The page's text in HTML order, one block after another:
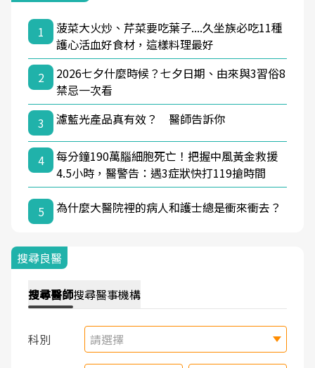
1
菠菜大火炒、芹菜要吃葉子....久坐族必吃11種
護心活血好食材，這樣料理最好
2
2026七夕什麼時候？七夕日期、由來與3習俗8
禁忌一次看
3
濾藍光產品真有效？ 醫師告訴你
4
每分鐘190萬腦細胞死亡！把握中風黃金救援
4.5小時，醫警告：遇3症狀快打119搶時間
5 為什麼大醫院裡的病人和護士總是衝來衝去？
搜尋良醫
搜尋醫師搜尋醫事機構
科別 請選擇